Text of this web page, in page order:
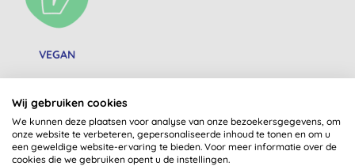
VEGAN
Misschien ook iets voor jou
Wij gebruiken cookies
We kunnen deze plaatsen voor analyse van onze bezoekersgegevens, om
onze website te verbeteren, gepersonaliseerde inhoud te tonen en om u
een geweldige website-ervaring te bieden. Voor meer informatie over de
cookies die we gebruiken opent u de instellingen.